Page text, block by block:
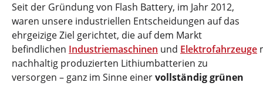
Seit der Gründung von Flash Battery, im Jahr 2012,
waren unsere industriellen Entscheidungen auf das
ehrgeizige Ziel gerichtet, die auf dem Markt
befindlichen Industriemaschinen und Elektrofahrzeuge
nachhaltig produzierten Lithiumbatterien zu
versorgen – ganz im Sinne einervollständig grünen